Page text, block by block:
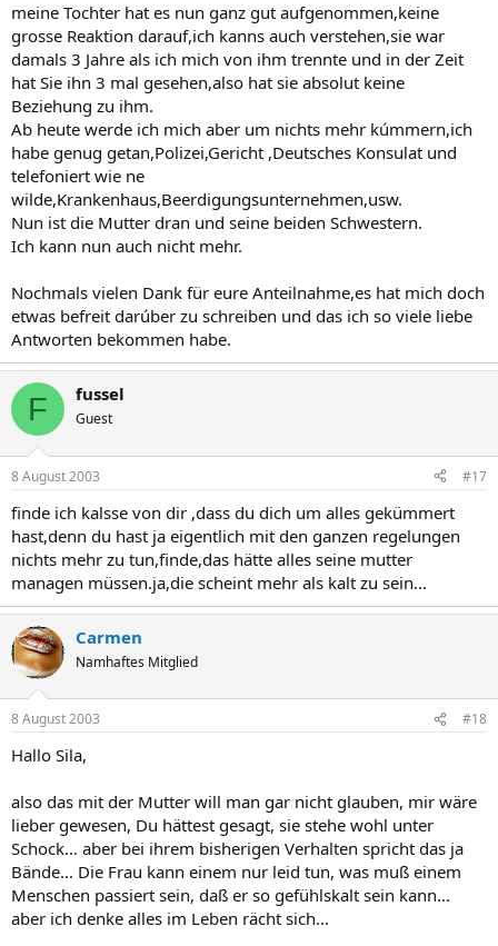
meine Tochter hat es nun ganz gut aufgenommen,keine
grosse Reaktion darauf,ich kanns auch verstehen,sie war
damals 3 Jahre als ich mich von ihm trennte und in der Zeit
hat Sie ihn 3 mal gesehen,also hat sie absolut keine
Beziehung zu ihm.
Ab heute werde ich mich aber um nichts mehr kúmmern,ich
habe genug getan,Polizei,Gericht ,Deutsches Konsulat und
telefoniert wie ne
wilde,Krankenhaus,Beerdigungsunternehmen,usw.
Nun ist die Mutter dran und seine beiden Schwestern.
Ich kann nun auch nicht mehr.
Nochmals vielen Dank für eure Anteilnahme,es hat mich doch
etwas befreit darúber zu schreiben und das ich so viele liebe
Antworten bekommen habe.
F fussel
Guest
8 August 2003 #17
finde ich kalsse von dir ,dass du dich um alles gekümmert
hast,denn du hast ja eigentlich mit den ganzen regelungen
nichts mehr zu tun,finde,das hätte alles seine mutter
managen müssen.ja,die scheint mehr als kalt zu sein...
Carmen
Namhaftes Mitglied
8 August 2003 #18
Hallo Sila,
also das mit der Mutter will man gar nicht glauben, mir wäre
lieber gewesen, Du hättest gesagt, sie stehe wohl unter
Schock... aber bei ihrem bisherigen Verhalten spricht das ja
Bände... Die Frau kann einem nur leid tun, was muß einem
Menschen passiert sein, daß er so gefühlskalt sein kann...
aber ich denke alles im Leben rächt sich...